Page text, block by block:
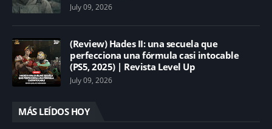
July 09, 2026
(Review) Hades II: una secuela que
perfecciona una fórmula casi intocable
(PS5, 2025) | Revista Level Up
July 09, 2026
MÁS LEÍDOS HOY